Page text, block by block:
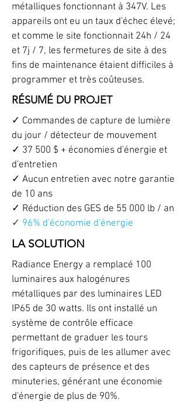
métalliques fonctionnant à 347V. Les
appareils ont eu un taux d'échec élevé;
et comme le site fonctionnait 24h / 24
et 7j / 7, les fermetures de site à des
fins de maintenance étaient difficiles à
programmer et très coûteuses.
RÉSUMÉ DU PROJET
✓ Commandes de capture de lumière
du jour / détecteur de mouvement
✓ 37 500 $ + économies d'énergie et
d'entretien
✓ Aucun entretien avec notre garantie
de 10 ans
✓ Réduction des GES de 55 000 lb / an
✓ 96% d'économie d'énergie
LA SOLUTION
Radiance Energy a remplacé 100
luminaires aux halogénures
métalliques par des luminaires LED
IP65 de 30 watts. Ils ont installé un
système de contrôle efficace
permettant de graduer les tours
frigorifiques, puis de les allumer avec
des capteurs de présence et des
minuteries, générant une économie
d'énergie de plus de 90%.